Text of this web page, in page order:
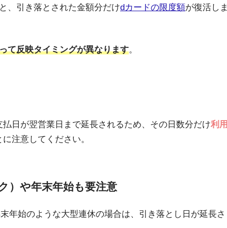
、引き落とされた金額分だけdカードの限度額が復活しま
て反映タイミングが異なります。
日が翌営業日まで延長されるため、その日数分だけ利用
に注意してください。
）や年末年始も要注意
年始のような大型連休の場合は、引き落とし日が延長さ